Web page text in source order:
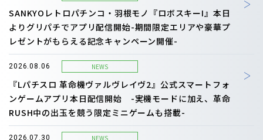
SANKYOレトロパチンコ・羽根モノ『ロボスキーI』本日
よりグリパチでアプリ配信開始-期間限定エリアや豪華プ
レゼントがもらえる記念キャンペーン開催-
2026.08.06 NEWS
『Lパチスロ 革命機ヴァルヴレイヴ2』公式スマートフォ
ンゲームアプリ本日配信開始 -実機モードに加え、革命
RUSH中の出玉を競う限定ミニゲームも搭載-
2026.07.30 NEWS